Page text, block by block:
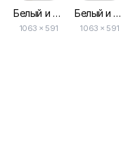
Белый и Фото Красоты Массажный Салон Визитка
1063 × 591
Белый и Синий Простой Массажный и Спа-салон Визитка
1063 × 591